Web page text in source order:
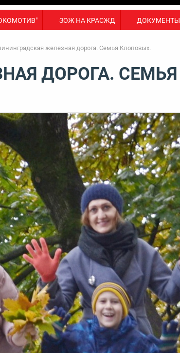
ЗОЖ НА КРАСЖД ДОКУМЕНТЫ
железная дорога. Семья Клоповых.
ДОРОГА. СЕМЬЯ